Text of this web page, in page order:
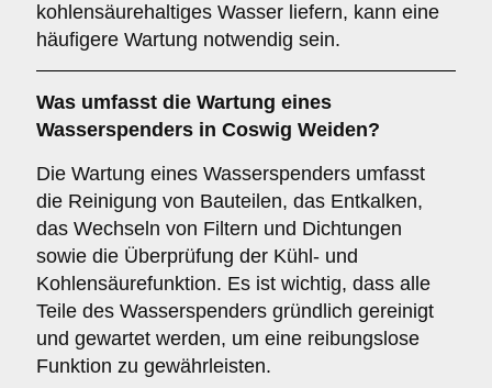
kohlensäurehaltiges Wasser liefern, kann eine
häufigere Wartung notwendig sein.
Was umfasst die Wartung eines
Wasserspenders in Coswig Weiden?
Die Wartung eines Wasserspenders umfasst
die Reinigung von Bauteilen, das Entkalken,
das Wechseln von Filtern und Dichtungen
sowie die Überprüfung der Kühl- und
Kohlensäurefunktion. Es ist wichtig, dass alle
Teile des Wasserspenders gründlich gereinigt
und gewartet werden, um eine reibungslose
Funktion zu gewährleisten.